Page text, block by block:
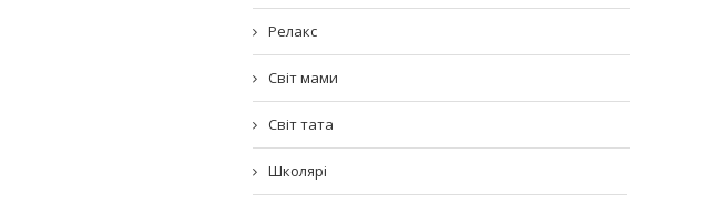
Релакс
Світ мами
Світ тата
Школярі